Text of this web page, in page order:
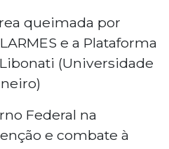
queimada por
e a Plataforma
Libonati (Universidade
Federal na
e combate à